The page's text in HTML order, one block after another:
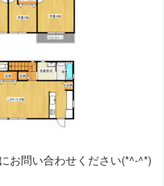
お問い合わせください(*^-^*)